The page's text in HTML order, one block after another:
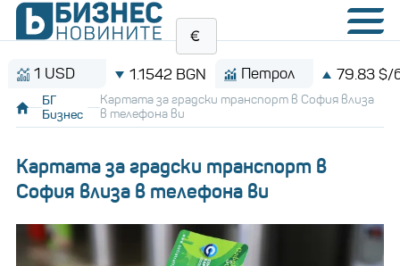
1.1542 BGN Петрол 79.83 $/барел
БГ
Бизнес
Картата за градски транспорт в София влиза
в телефона ви
Картата за градски транспорт в
София влиза в телефона ви